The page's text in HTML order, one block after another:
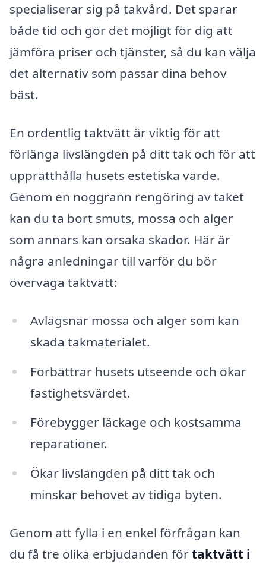
specialiserar sig på takvård. Det sparar
både tid och gör det möjligt för dig att
jämföra priser och tjänster, så du kan välja
det alternativ som passar dina behov
bäst.
En ordentlig taktvätt är viktig för att
förlänga livslängden på ditt tak och för att
upprätthålla husets estetiska värde.
Genom en noggrann rengöring av taket
kan du ta bort smuts, mossa och alger
som annars kan orsaka skador. Här är
några anledningar till varför du bör
överväga taktvätt:
Avlägsnar mossa och alger som kan
skada takmaterialet.
Förbättrar husets utseende och ökar
fastighetsvärdet.
Förebygger läckage och kostsamma
reparationer.
Ökar livslängden på ditt tak och
minskar behovet av tidiga byten.
Genom att fylla i en enkel förfrågan kan
du få tre olika erbjudanden förtaktvätt i